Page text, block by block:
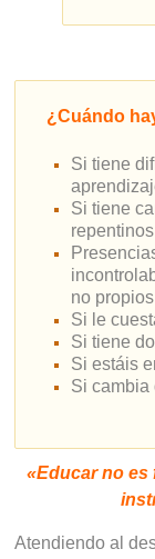
¿Cuándo
Si tiene
Si tiene
repentinos
no
Si le
Si tiene
Si estáis
Si
«Educar no es
Atendiendo al